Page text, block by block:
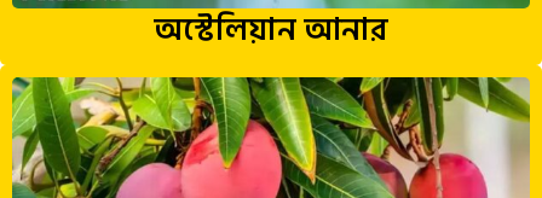
অস্টেলিয়ান আনার